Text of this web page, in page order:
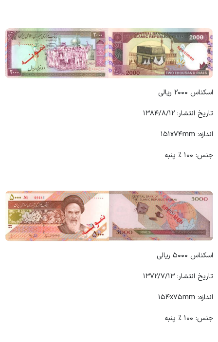
اسکناس ۲۰۰۰ ریالی
تاریخ انتشار: ۱۳۸۴/۸/۱۲
اندازه: ۱۵۱x۷۴mm
جنس: ۱۰۰ ٪ پنبه
اسکناس ۵۰۰۰ ریالی
تاریخ انتشار: ۱۳۷۲/۷/۱۳
اندازه: ۱۵۴x۷۵mm
جنس: ۱۰۰ ٪ پنبه